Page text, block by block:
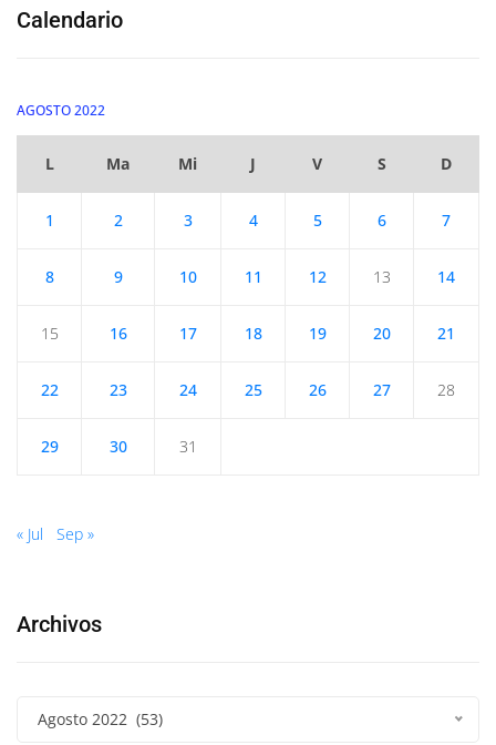
Calendario
AGOSTO 2022
L Ma Mi J V S D
1 2 3 4 5 6 7
8 9 10 11 12 13 14
15 16 17 18 19 20 21
22 23 24 25 26 27 28
29 30 31
« Jul Sep »
Archivos
Agosto 2022 (53)